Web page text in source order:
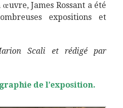
James Rossant a été
expositions et
Scali et rédigé par
de l’exposition.